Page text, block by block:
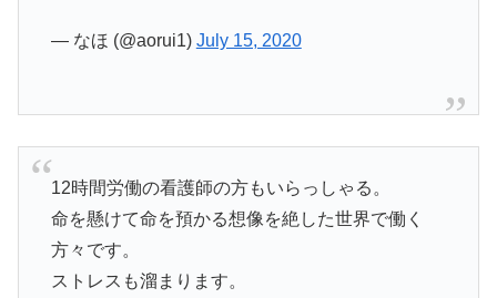
— なほ (@aorui1) July 15, 2020
12時間労働の看護師の方もいらっしゃる。
命を懸けて命を預かる想像を絶した世界で働く
方々です。
ストレスも溜まります。